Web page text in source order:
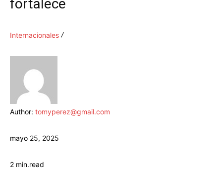
fortalece
Internacionales
Author: tomyperez@gmail.com
mayo 25, 2025
2 min.read